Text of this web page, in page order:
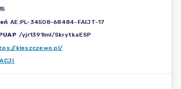
AE:PL-34508-68484-FAIJT-17
/yjr1391lml/SkrytkaESP
kleszczewo.pl/